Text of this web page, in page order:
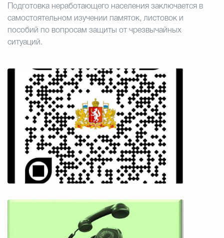
Подготовка неработающего населения заключается в
самостоятельном изучении памяток, листовок и
пособий по вопросам защиты от чрезвычайных
ситуаций.